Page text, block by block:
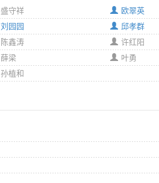
盛守祥
欧翠英
刘园园
邱孝群
陈鑫涛
许红阳
薛梁
叶勇
孙植和